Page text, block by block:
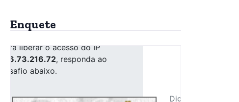
Enquete